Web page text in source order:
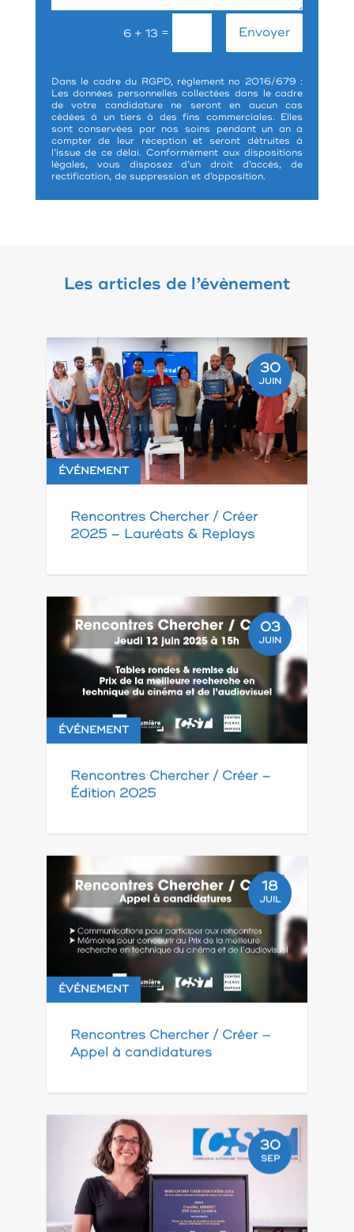
6 + 13 = Envoyer
Dans le cadre du RGPD, règlement no 2016/679 :
Les données personnelles collectées dans le cadre
de votre candidature ne seront en aucun cas
cédées à un tiers à des fins commerciales. Elles
sont conservées par nos soins pendant un an à
compter de leur réception et seront détruites à
l’issue de ce délai. Conformément aux dispositions
légales, vous disposez d’un droit d’accès, de
rectification, de suppression et d’opposition.
Les articles de l’évènement
30
JUIN
ÉVÉNEMENT
Rencontres Chercher / Créer
2025 – Lauréats & Replays
03
JUIN
ÉVÉNEMENT
Rencontres Chercher / Créer –
Édition 2025
18
JUIL
ÉVÉNEMENT
Rencontres Chercher / Créer –
Appel à candidatures
30
SEP